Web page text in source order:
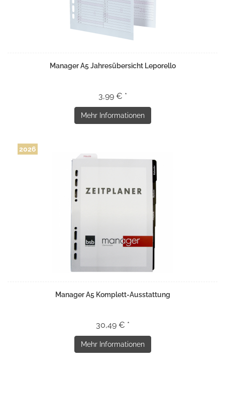
Manager A5 Jahresübersicht Leporello
3,99 € *
Mehr Informationen
2026
Manager A5 Komplett-Ausstattung
30,49 € *
Mehr Informationen